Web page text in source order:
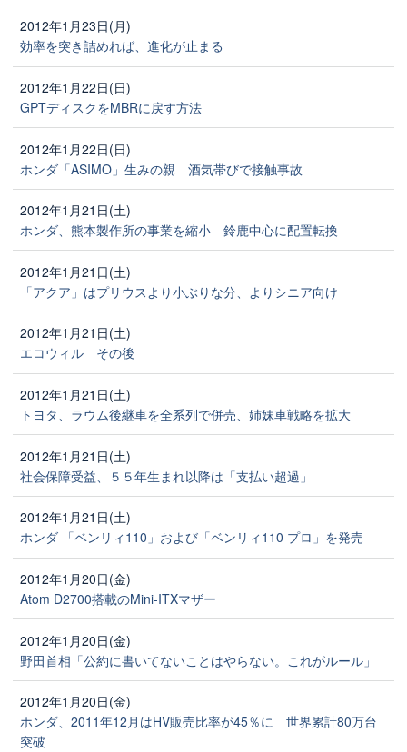
2012年1月23日(月)
効率を突き詰めれば、進化が止まる
2012年1月22日(日)
GPTディスクをMBRに戻す方法
2012年1月22日(日)
ホンダ「ASIMO」生みの親 酒気帯びで接触事故
2012年1月21日(土)
ホンダ、熊本製作所の事業を縮小 鈴鹿中心に配置転換
2012年1月21日(土)
「アクア」はプリウスより小ぶりな分、よりシニア向け
2012年1月21日(土)
エコウィル その後
2012年1月21日(土)
トヨタ、ラウム後継車を全系列で併売、姉妹車戦略を拡大
2012年1月21日(土)
社会保障受益、５５年生まれ以降は「支払い超過」
2012年1月21日(土)
ホンダ 「ベンリィ110」および「ベンリィ110 プロ」を発売
2012年1月20日(金)
Atom D2700搭載のMini-ITXマザー
2012年1月20日(金)
野田首相「公約に書いてないことはやらない。これがルール」
2012年1月20日(金)
ホンダ、2011年12月はHV販売比率が45％に 世界累計80万台
突破